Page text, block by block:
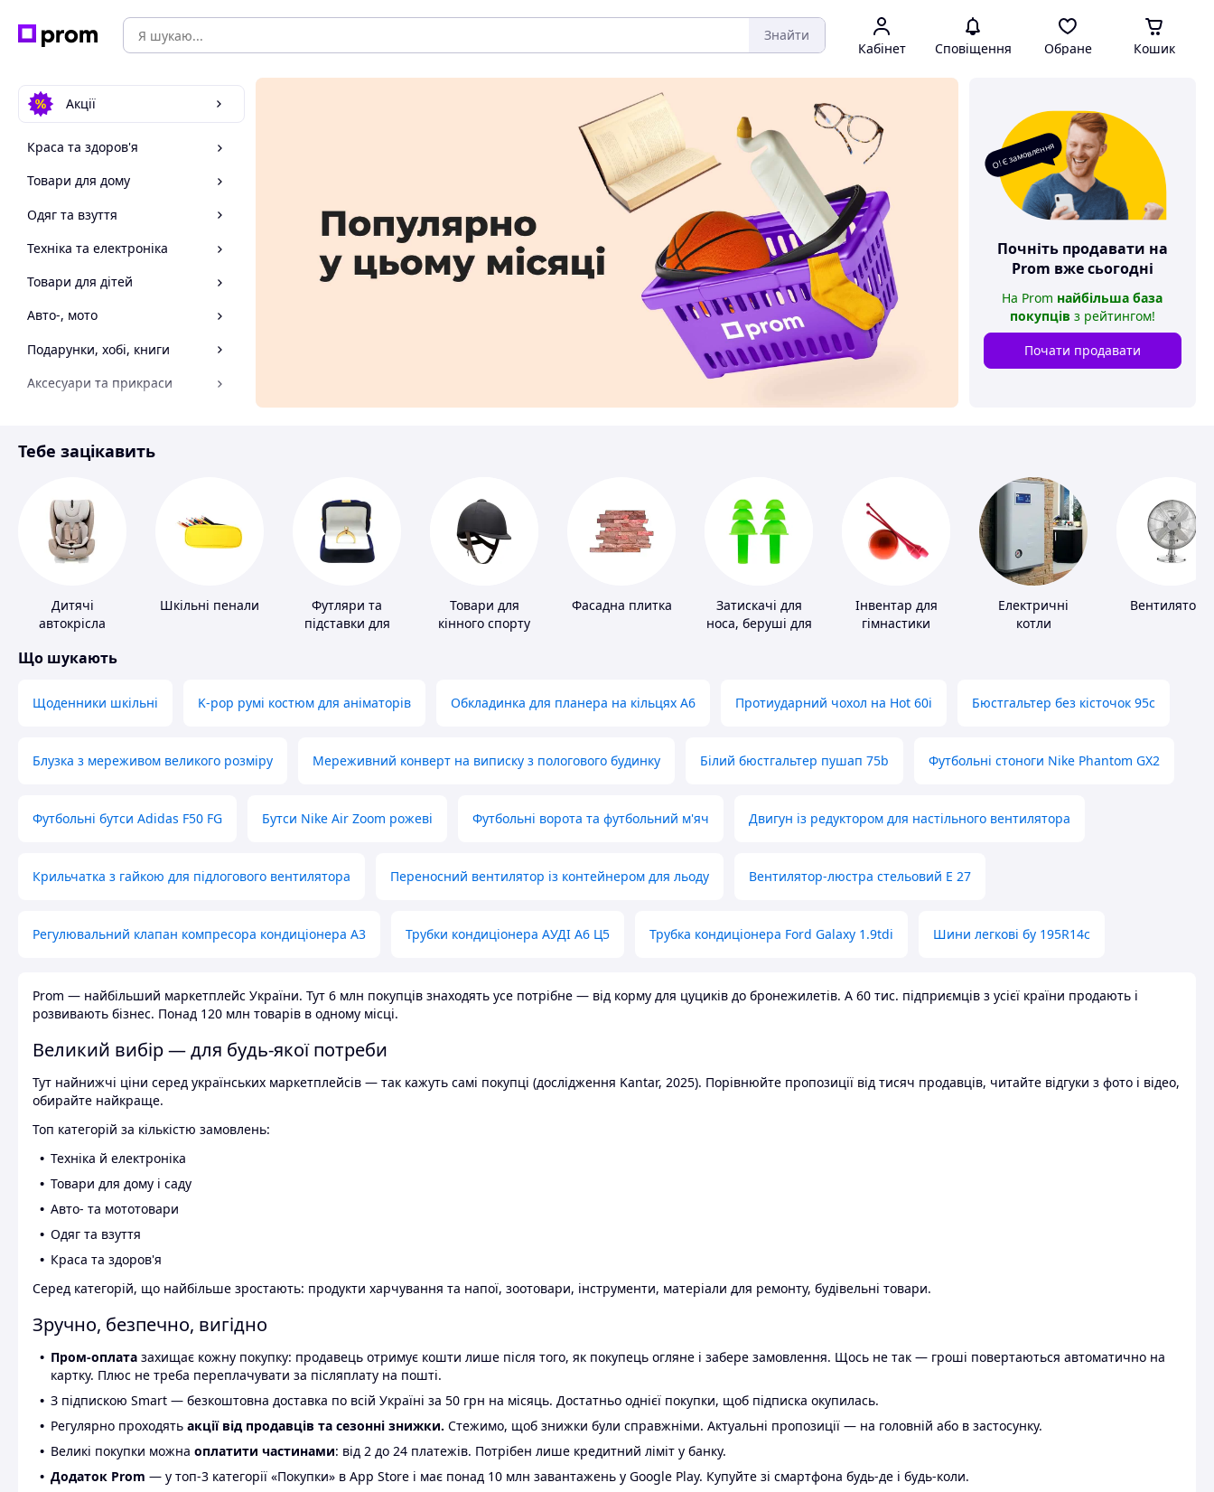
Знайти
Кабінет Сповіщення Обране Кошик
Акції
Краса та здоров'я
Товари для дому
Одяг та взуття
Техніка та електроніка
Товари для дітей
Авто-, мото
Подарунки, хобі, книги
Аксесуари та прикраси
Спорт і відпочинок
О! Є замовлення
Почніть продавати на
Prom вже сьогодні
На Prom найбільша база
покупців з рейтингом!
Почати продавати
Тебе зацікавить
Дитячі
автокрісла
Шкільні пенали
Футляри та
підставки для
Товари для
кінного спорту
Фасадна плитка
Затискачі для
носа, беруші для
Інвентар для
гімнастики
Електричні
котли
Вентилятори
Що шукають
Щоденники шкільні K-pop румі костюм для аніматорів Обкладинка для планера на кільцях А6 Протиударний чохол на Hot 60i Бюстгальтер без кісточок 95с
Блузка з мереживом великого розміру Мереживний конверт на виписку з пологового будинку Білий бюстгальтер пушап 75b Футбольні стоноги Nike Phantom GX2
Футбольні бутси Adidas F50 FG Бутси Nike Air Zoom рожеві Футбольні ворота та футбольний м'яч Двигун із редуктором для настільного вентилятора
Крильчатка з гайкою для підлогового вентилятора Переносний вентилятор із контейнером для льоду Вентилятор-люстра стельовий E 27
Регулювальний клапан компресора кондиціонера А3 Трубки кондиціонера АУДІ А6 Ц5 Трубка кондиціонера Ford Galaxy 1.9tdi Шини легкові бу 195R14c
Prom — найбільший маркетплейс України. Тут 6 млн покупців знаходять усе потрібне — від корму для цуциків до бронежилетів. А 60 тис. підприємців з усієї країни продають і
розвивають бізнес. Понад 120 млн товарів в одному місці.
Великий вибір — для будь-якої потреби
Тут найнижчі ціни серед українських маркетплейсів — так кажуть самі покупці (дослідження Kantar, 2025). Порівнюйте пропозиції від тисяч продавців, читайте відгуки з фото і відео,
обирайте найкраще.
Топ категорій за кількістю замовлень:
Техніка й електроніка
Товари для дому і саду
Авто- та мототовари
Одяг та взуття
Краса та здоров'я
Серед категорій, що найбільше зростають: продукти харчування та напої, зоотовари, інструменти, матеріали для ремонту, будівельні товари.
Зручно, безпечно, вигідно
Пром-оплата захищає кожну покупку: продавець отримує кошти лише після того, як покупець огляне і забере замовлення. Щось не так — гроші повертаються автоматично на
картку. Плюс не треба переплачувати за післяплату на пошті.
З підпискою Smart — безкоштовна доставка по всій Україні за 50 грн на місяць. Достатньо однієї покупки, щоб підписка окупилась.
Регулярно проходять акції від продавців та сезонні знижки. Стежимо, щоб знижки були справжніми. Актуальні пропозиції — на головній або в застосунку.
Великі покупки можна оплатити частинами: від 2 до 24 платежів. Потрібен лише кредитний ліміт у банку.
Додаток Prom — у топ-3 категорії «Покупки» в App Store і має понад 10 млн завантажень у Google Play. Купуйте зі смартфона будь-де і будь-коли.